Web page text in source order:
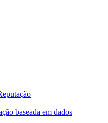
baseada em dados